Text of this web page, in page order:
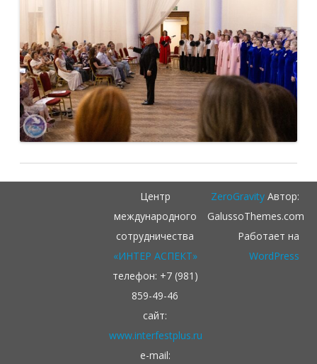
Центр
международного
сотрудничества
«ИНТЕР АСПЕКТ»
телефон: +7 (981)
859-49-46
сайт:
www.interfestplus.ru
e-mail:
ZeroGravityАвтор:
GalussoThemes.com
Работает на
WordPress